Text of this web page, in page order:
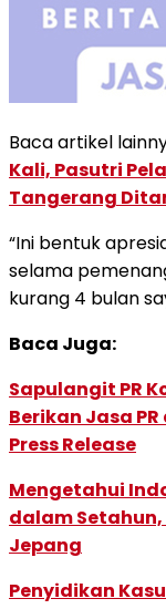
Baca artikel
Kali, Pasutri
Tangerang
“Ini bentuk
selama
kurang 4 bulan
Baca Juga:
Sapulangit PR
Berikan Jasa
Press Release
Mengetahui
dalam
Jepang
Penyidikan